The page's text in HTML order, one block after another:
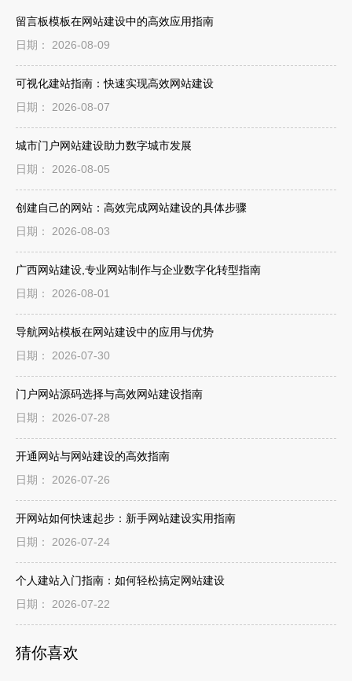
留言板模板在网站建设中的高效应用指南
日期： 2026-08-09
可视化建站指南：快速实现高效网站建设
日期： 2026-08-07
城市门户网站建设助力数字城市发展
日期： 2026-08-05
创建自己的网站：高效完成网站建设的具体步骤
日期： 2026-08-03
广西网站建设,专业网站制作与企业数字化转型指南
日期： 2026-08-01
导航网站模板在网站建设中的应用与优势
日期： 2026-07-30
门户网站源码选择与高效网站建设指南
日期： 2026-07-28
开通网站与网站建设的高效指南
日期： 2026-07-26
开网站如何快速起步：新手网站建设实用指南
日期： 2026-07-24
个人建站入门指南：如何轻松搞定网站建设
日期： 2026-07-22
猜你喜欢